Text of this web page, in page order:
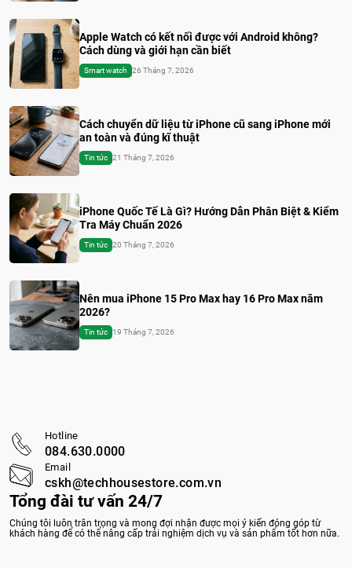
Apple Watch có kết nối được với Android không?
Cách dùng và giới hạn cần biết
Smart watch 26 Tháng 7, 2026
Cách chuyển dữ liệu từ iPhone cũ sang iPhone mới
an toàn và đúng kĩ thuật
Tin tức 21 Tháng 7, 2026
iPhone Quốc Tế Là Gì? Hướng Dẫn Phân Biệt & Kiểm
Tra Máy Chuẩn 2026
Tin tức 20 Tháng 7, 2026
Nên mua iPhone 15 Pro Max hay 16 Pro Max năm
2026?
Tin tức 19 Tháng 7, 2026
Tổng đài tư vấn 24/7
Chúng tôi luôn trân trọng và mong đợi nhận được mọi ý kiến đóng góp từ
khách hàng để có thể nâng cấp trải nghiệm dịch vụ và sản phẩm tốt hơn nữa.
Hotline
084.630.0000
Email
cskh@techhousestore.com.vn